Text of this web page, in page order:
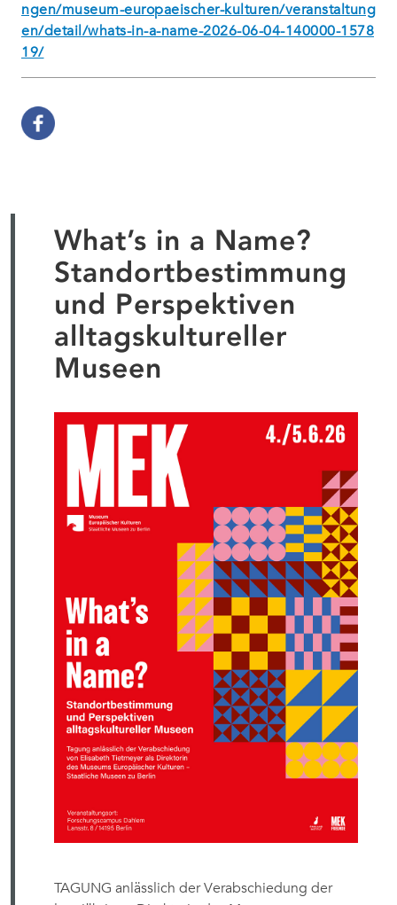
ngen/museum-europaeischer-kulturen/veranstaltung
en/detail/whats-in-a-name-2026-06-04-140000-1578
19/
What’s in a Name?
Standortbestimmung
und Perspektiven
alltagskultureller
Museen
TAGUNG anlässlich der Verabschiedung der